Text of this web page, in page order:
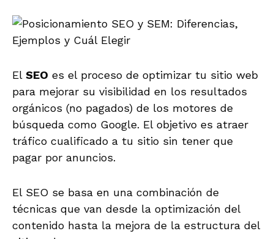
El SEO es el proceso de optimizar tu sitio web
para mejorar su visibilidad en los resultados
orgánicos (no pagados) de los motores de
búsqueda como Google. El objetivo es atraer
tráfico cualificado a tu sitio sin tener que
pagar por anuncios.
El SEO se basa en una combinación de
técnicas que van desde la optimización del
contenido hasta la mejora de la estructura del